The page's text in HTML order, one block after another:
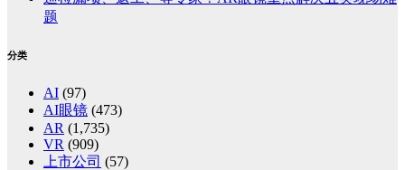
题
分类
AI (97)
AI眼镜 (473)
AR (1,735)
VR (909)
上市公司 (57)